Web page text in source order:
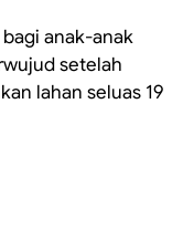
anak-anak
setelah
lahan seluas 19